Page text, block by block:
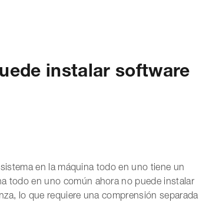
instalar software
en la máquina todo en uno tiene un
todo en uno común ahora no puede instalar
lo que requiere una comprensión separada